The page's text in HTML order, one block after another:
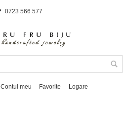
0723 566 577
Contul meu Favorite Logare